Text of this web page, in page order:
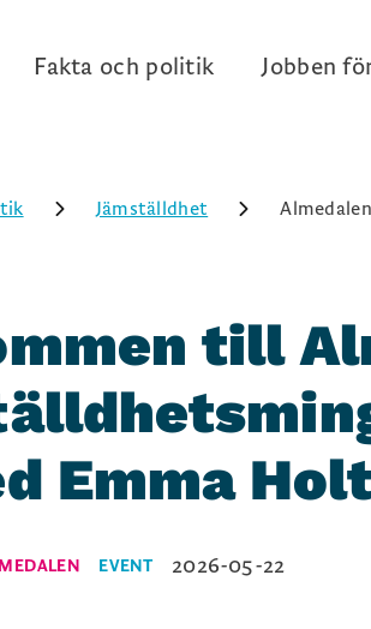
Fakta och politik Jobben
Jämställdhet
till
Emma
EVENT 2026-05-22